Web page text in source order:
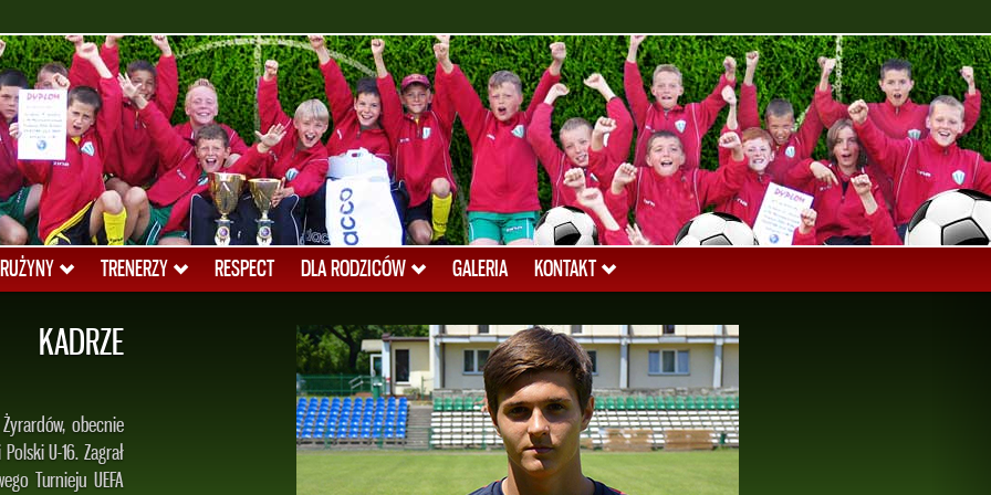
TRENERZY RESPECT DLA RODZICÓW GALERIA KONTAKT
obecnie
U-16. Zagrał
Turnieju UEFA